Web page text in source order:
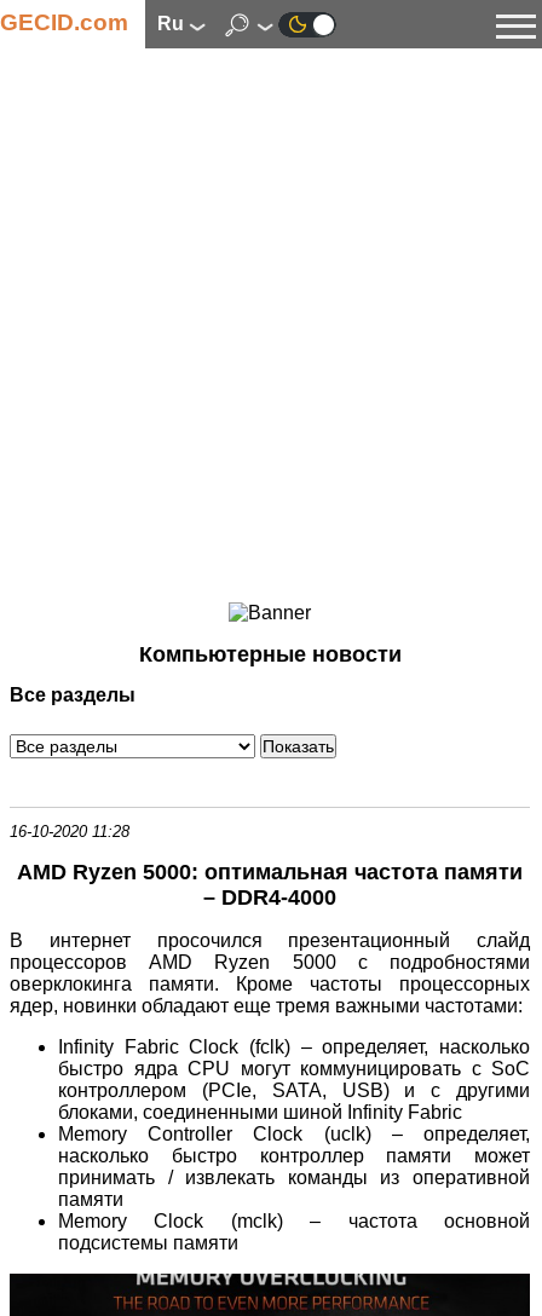
GECID.com ru
Смартфоны
Периферия
Программное обеспечение
Компьютерные новости
Все разделы
16-10-2020 11:28
AMD Ryzen 5000: оптимальная частота памяти
– DDR4-4000
В интернет просочился презентационный слайд
процессоров AMD Ryzen 5000 с подробностями
оверклокинга памяти. Кроме частоты процессорных
ядер, новинки обладают еще тремя важными частотами:
Infinity Fabric Clock (fclk) – определяет, насколько
быстро ядра CPU могут коммуницировать с SoC
контроллером (PCIe, SATA, USB) и с другими
блоками, соединенными шиной Infinity Fabric
Memory Controller Clock (uclk) – определяет,
насколько быстро контроллер памяти может
принимать / извлекать команды из оперативной
памяти
Memory Clock (mclk) – частота основной
подсистемы памяти